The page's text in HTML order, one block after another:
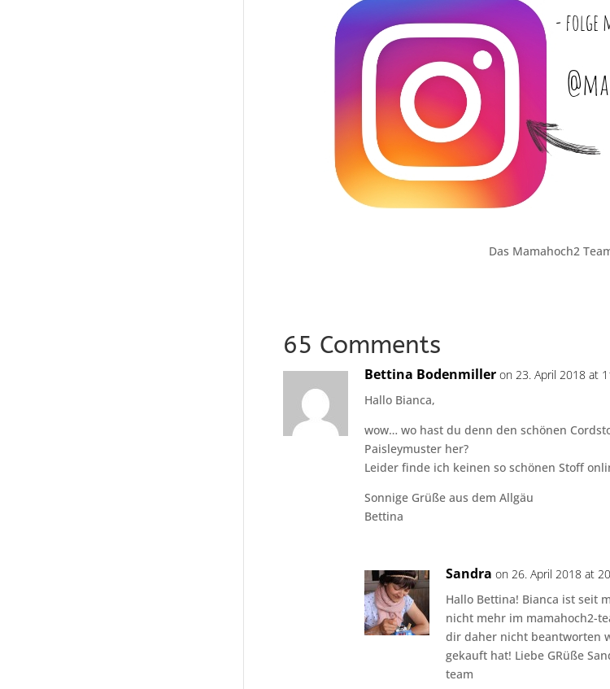
Das Mamahoch2
65 Comments
Bettina Bodenmiller on 23. April 2018 at
Hallo Bianca,
wow… wo hast du denn den schönen
Paisleymuster her?
Leider finde ich keinen so schönen Stoff
Sonnige Grüße aus dem Allgäu
Bettina
Sandra on 26. April 2018 at
Hallo Bettina! Bianca ist seit
nicht mehr im mamahoch2-
dir daher nicht beantworten
gekauft hat! Liebe GRüße
team